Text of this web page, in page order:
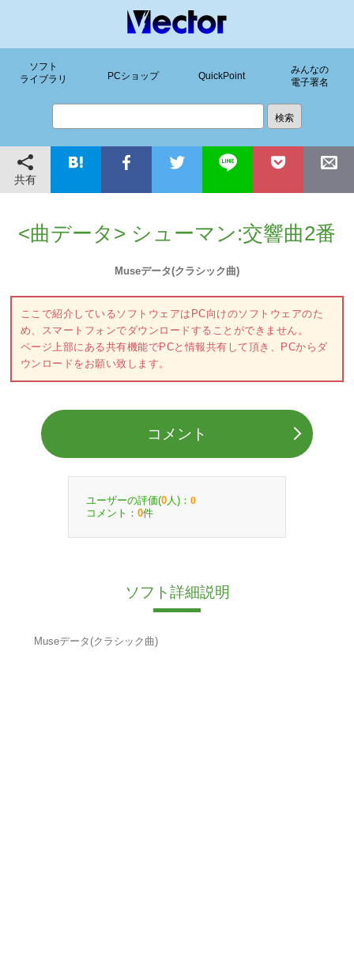
ソフト
ライブラリ
PCショップ QuickPoint
みんなの
電子署名
共有
<曲データ> シューマン:交響曲2番
Museデータ(クラシック曲)
ここで紹介しているソフトウェアはPC向けのソフトウェアのた
め、スマートフォンでダウンロードすることができません。
ページ上部にある共有機能でPCと情報共有して頂き、PCからダ
ウンロードをお願い致します。
コメント
ユーザーの評価(0 人)： 0
コメント： 0件
ソフト詳細説明
Museデータ(クラシック曲)